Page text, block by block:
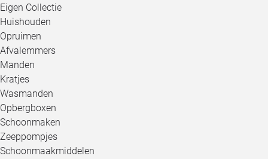
Eigen Collectie
Huishouden
Opruimen
Afvalemmers
Manden
Kratjes
Wasmanden
Opbergboxen
Schoonmaken
Zeeppompjes
Schoonmaakmiddelen